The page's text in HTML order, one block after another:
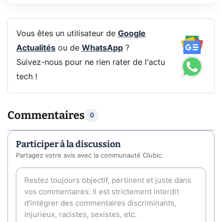
Vous êtes un utilisateur de Google
Actualitésou de WhatsApp?
Suivez-nous pour ne rien rater de l'actu
tech !
Commentaires 0
Participer à la discussion
Partagez votre avis avec la communauté Clubic.